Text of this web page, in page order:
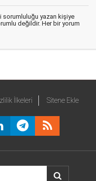
sorumluluğu yazan kişiye
değildir. Her bir yorum
İlkeleri Sitene Ekle